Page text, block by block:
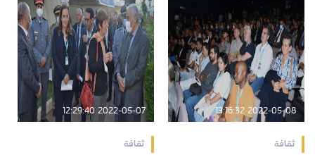
2022-05-08 13:16:32
ثقافة
2022-05-07 12:29:40
ثقافة